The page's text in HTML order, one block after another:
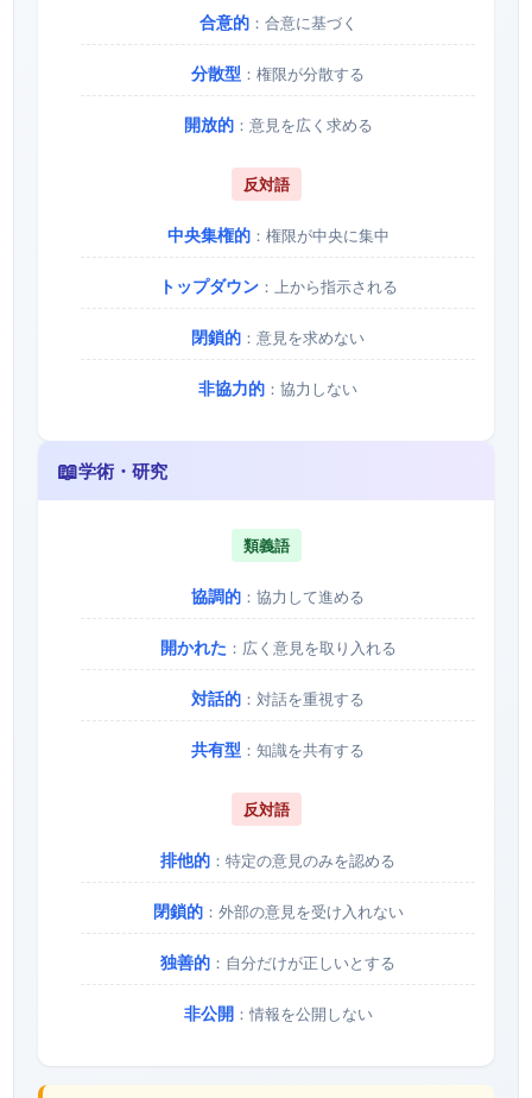
合意的：合意に基づく
分散型 ：権限が分散する
開放的：意見を広く求める
反対語
中央集権的：権限が中央に集中
トップダウン：上から指示される
閉鎖的 ：意見を求めない
非協力的 ：協力しない
📖学術・研究
類義語
協調的 ：協力して進める
開かれた ：広く意見を取り入れる
対話的 ：対話を重視する
共有型 ：知識を共有する
反対語
排他的 ：特定の意見のみを認める
閉鎖的：外部の意見を受け入れない
独善的 ：自分だけが正しいとする
非公開：情報を公開しない